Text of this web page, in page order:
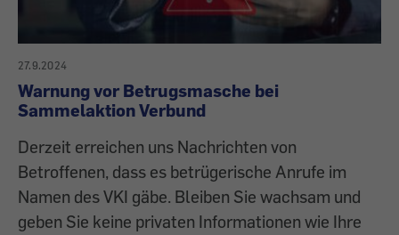
27.9.2024
Warnung vor Betrugsmasche bei
Sammelaktion Verbund
Derzeit erreichen uns Nachrichten von
Betroffenen, dass es betrügerische Anrufe im
Namen des VKI gäbe. Bleiben Sie wachsam und
geben Sie keine privaten Informationen wie Ihre